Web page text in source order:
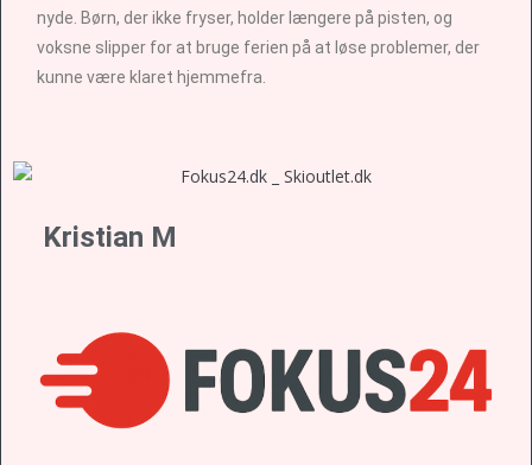
nyde. Børn, der ikke fryser, holder længere på pisten, og
voksne slipper for at bruge ferien på at løse problemer, der
kunne være klaret hjemmefra.
Kristian M